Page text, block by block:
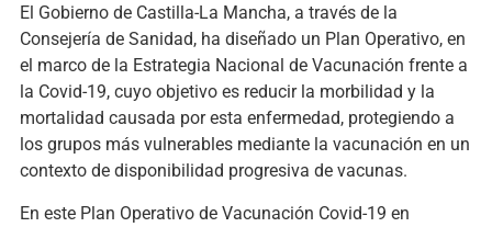
El Gobierno de Castilla-La Mancha, a través de la
Consejería de Sanidad, ha diseñado un Plan Operativo, en
el marco de la Estrategia Nacional de Vacunación frente a
la Covid-19, cuyo objetivo es reducir la morbilidad y la
mortalidad causada por esta enfermedad, protegiendo a
los grupos más vulnerables mediante la vacunación en un
contexto de disponibilidad progresiva de vacunas.
En este Plan Operativo de Vacunación Covid-19 en